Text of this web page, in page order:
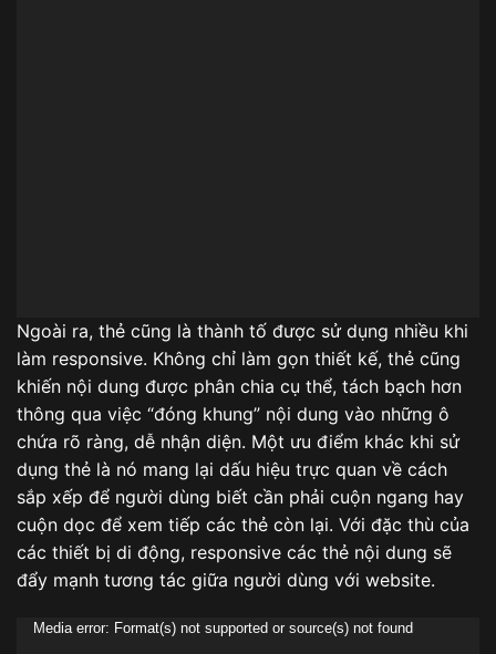
Ngoài ra, thẻ cũng là thành tố được sử dụng nhiều khi
làm responsive. Không chỉ làm gọn thiết kế, thẻ cũng
khiến nội dung được phân chia cụ thể, tách bạch hơn
thông qua việc “đóng khung” nội dung vào những ô
chứa rõ ràng, dễ nhận diện. Một ưu điểm khác khi sử
dụng thẻ là nó mang lại dấu hiệu trực quan về cách
sắp xếp để người dùng biết cần phải cuộn ngang hay
cuộn dọc để xem tiếp các thẻ còn lại. Với đặc thù của
các thiết bị di động, responsive các thẻ nội dung sẽ
đẩy mạnh tương tác giữa người dùng với website.
Trình
Media error: Format(s) not supported or source(s) not found